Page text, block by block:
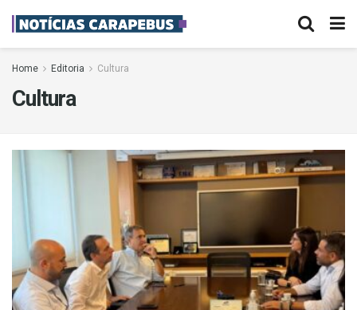
Home Editoria Cultura
Cultura